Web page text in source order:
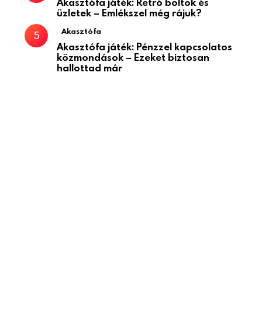
üzletek – Emlékszel még rájuk?
Akasztófa
Akasztófa játék: Pénzzel kapcsolatos
közmondások – Ezeket biztosan
hallottad már